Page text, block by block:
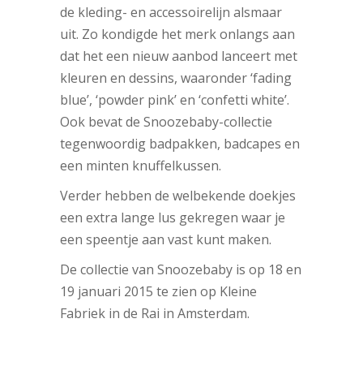
de kleding- en accessoirelijn alsmaar
uit. Zo kondigde het merk onlangs aan
dat het een nieuw aanbod lanceert met
kleuren en dessins, waaronder ‘fading
blue’, ‘powder pink’ en ‘confetti white’.
Ook bevat de Snoozebaby-collectie
tegenwoordig badpakken, badcapes en
een minten knuffelkussen.
Verder hebben de welbekende doekjes
een extra lange lus gekregen waar je
een speentje aan vast kunt maken.
De collectie van Snoozebaby is op 18 en
19 januari 2015 te zien op Kleine
Fabriek in de Rai in Amsterdam.